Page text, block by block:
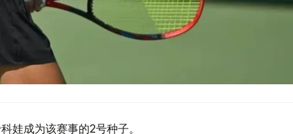
娃成为该赛事的2号种子。